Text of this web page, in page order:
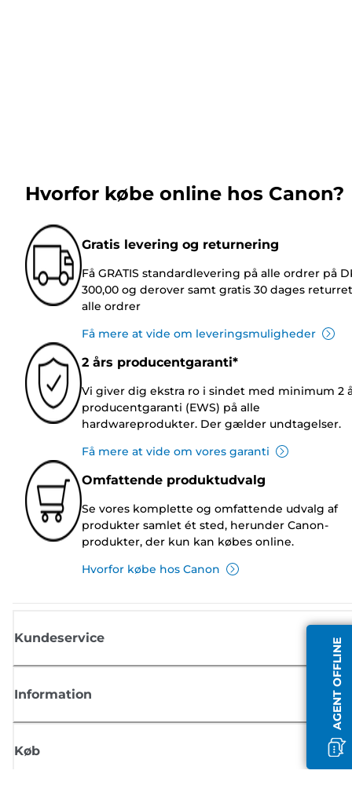
AGENT OFFLINE
Hvorfor købe online hos Canon?
Gratis levering og returnering
Få GRATIS standardlevering på alle ordrer på
300,00 og derover samt gratis 30 dages
alle ordrer
Få mere at vide om leveringsmuligheder
2 års producentgaranti*
Vi giver dig ekstra ro i sindet med minimum 2
producentgaranti (EWS) på alle
hardwareprodukter. Der gælder undtagelser.
Få mere at vide om vores garanti
Omfattende produktudvalg
Se vores komplette og omfattende udvalg af
produkter samlet ét sted, herunder Canon-
produkter, der kun kan købes online.
Hvorfor købe hos Canon
Kundeservice
Information
Køb